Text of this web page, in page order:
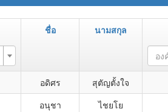
ชื่อ นามสกุล
อง
อดิศร สุตัญตั้งใจ
อนุชา ไชยโย